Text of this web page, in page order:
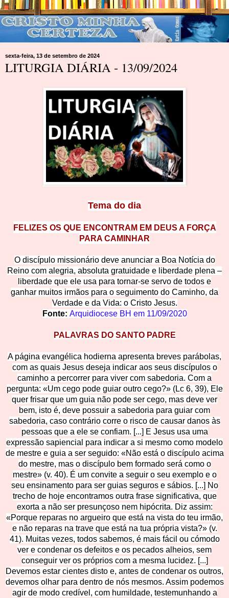
sexta-feira, 13 de setembro de 2024
LITURGIA DIÁRIA - 13/09/2024
Tema do d ia
FELIZES OS QUE ENCONTRAM EM DEUS A FORÇA
PARA CAMINHAR
O discípulo missionário deve anunciar a Boa Notícia do
Reino com alegria, absoluta gratuidade e liberdade plena –
liberdade que ele usa para tornar-se servo de todos e
ganhar muitos irmãos para o seguimento do Caminho, da
Verdade e da Vida: o Cristo Jesus.
Fonte: Arquidiocese BH em 11/09/2020
PALAVRAS DO SANTO PADRE
A página evangélica hodierna apresenta breves parábolas,
com as quais Jesus deseja indicar aos seus discípulos o
caminho a percorrer para viver com sabedoria. Com a
pergunta: «Um cego pode guiar outro cego?» (Lc 6, 39), Ele
quer frisar que um guia não pode ser cego, mas deve ver
bem, isto é, deve possuir a sabedoria para guiar com
sabedoria, caso contrário corre o risco de causar danos às
pessoas que a ele se confiam. [...] E Jesus usa uma
expressão sapiencial para indicar a si mesmo como modelo
de mestre e guia a ser seguido: «Não está o discípulo acima
do mestre, mas o discípulo bem formado será como o
mestre» (v. 40). É um convite a seguir o seu exemplo e o
seu ensinamento para ser guias seguros e sábios. [...] No
trecho de hoje encontramos outra frase significativa, que
exorta a não ser presunçoso nem hipócrita. Diz assim:
«Porque reparas no argueiro que está na vista do teu irmão,
e não reparas na trave que está na tua própria vista?» (v.
41). Muitas vezes, todos sabemos, é mais fácil ou cómodo
ver e condenar os defeitos e os pecados alheios, sem
conseguir ver os próprios com a mesma lucidez. [...]
Devemos estar cientes disto e, antes de condenar os outros,
devemos olhar para dentro de nós mesmos. Assim podemos
agir de modo credível, com humildade, testemunhando a